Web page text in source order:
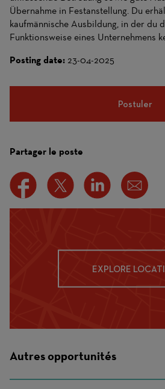
Übernahme in Festanstellung. Du
kaufmännische Ausbildung, in der du
Funktionsweise eines Unternehmens
Posting date: 23-04-2025
Postuler
Partager le poste
EXPLORE
Autres opportunités